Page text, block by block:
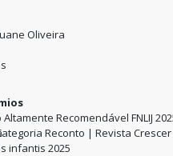
Oliveira
Altamente Recomendável FNLIJ
Reconto | Revista
infantis 2025